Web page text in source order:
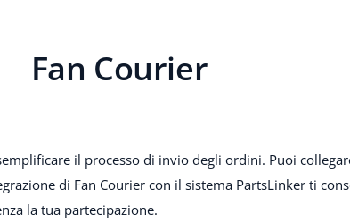
Fan Courier
il processo di invio degli ordini. Puoi
di Fan Courier con il sistema PartsLinker ti
la tua partecipazione.